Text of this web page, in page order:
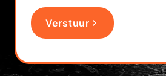
Verstuur